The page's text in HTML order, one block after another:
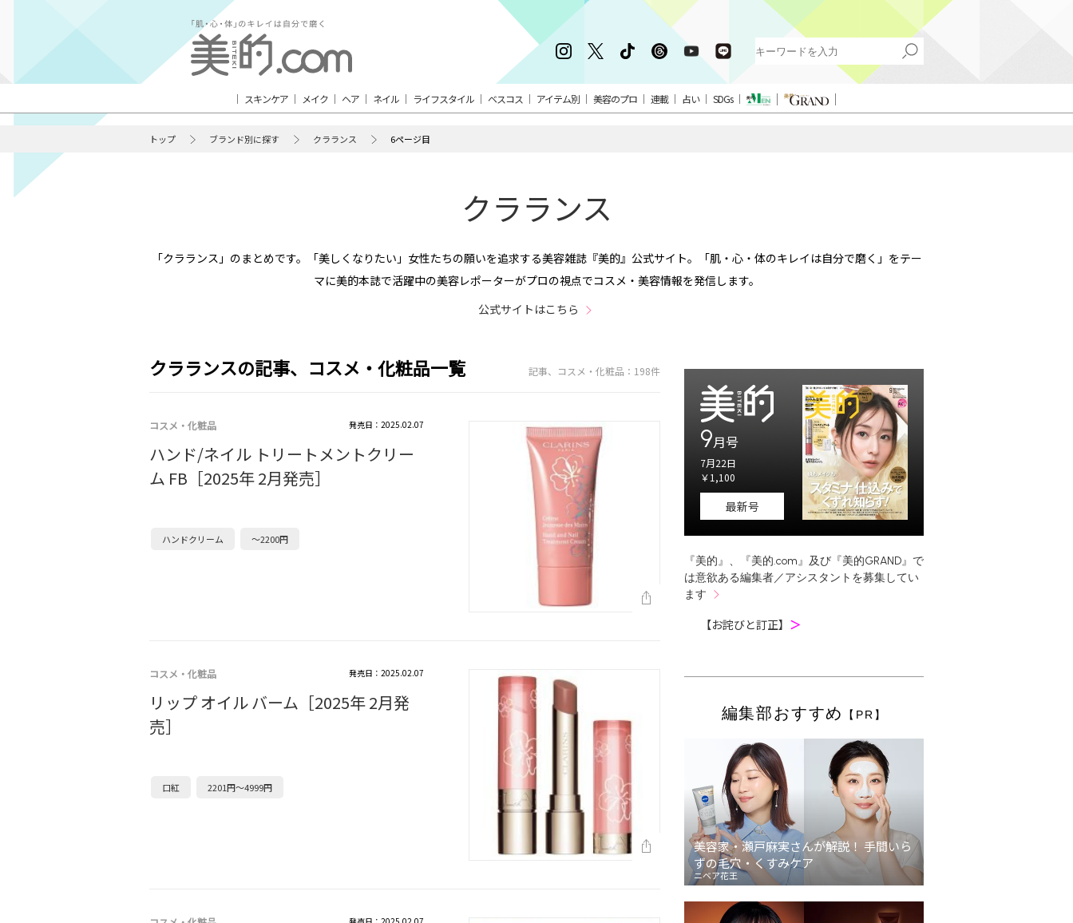
スキンケア メイク ヘア ネイル ライフスタイル ベスコス アイテム別 美容のプロ 連載 占い SDGs
トップ ブランド別に探す クラランス 6ページ目
クラランス
「クラランス」のまとめです。「美しくなりたい」女性たちの願いを追求する美容雑誌『美的』公式サイト。「肌・心・体のキレイは自分で磨く」をテー
マに美的本誌で活躍中の美容レポーターがプロの視点でコスメ・美容情報を発信します。
公式サイトはこちら
クラランスの記事、コスメ・化粧品一覧 記事、コスメ・化粧品：198件
コスメ・化粧品 発売日：2025.02.07
ハンド/ネイル トリートメントクリー
ム FB［2025年 2月発売］
ハンドクリーム ～2200円
コスメ・化粧品 発売日：2025.02.07
リップ オイル バーム［2025年 2月発
売］
口紅 2201円～4999円
9月号
7月22日
￥1,100
最新号
『美的』、『美的.com』及び『美的GRAND』で
は意欲ある編集者／アシスタントを募集してい
ます
【お詫びと訂正】 ＞
編集部おすすめ 【PR】
美容家・瀬戸麻実さんが解説！ 手間いら
ずの毛穴・くすみケア
ニベア花王